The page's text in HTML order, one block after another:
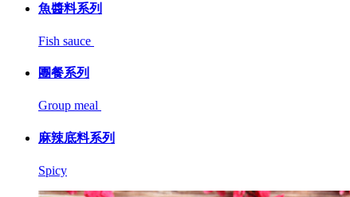
魚醬料系列
Fish sauce
團餐系列
Group meal
麻辣底料系列
Spicy